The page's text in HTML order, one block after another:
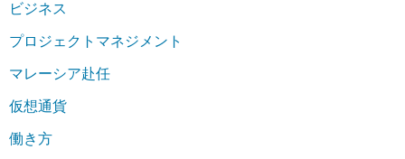
ビジネス
プロジェクトマネジメント
マレーシア赴任
仮想通貨
働き方